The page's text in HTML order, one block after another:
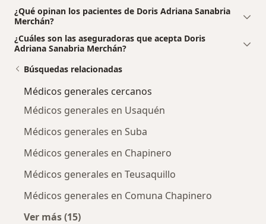
¿Qué opinan los pacientes de Doris Adriana Sanabria
Merchán?
¿Cuáles son las aseguradoras que acepta Doris
Adriana Sanabria Merchán?
Búsquedas relacionadas
Médicos generales cercanos
Médicos generales en Usaquén
Médicos generales en Suba
Médicos generales en Chapinero
Médicos generales en Teusaquillo
Médicos generales en Comuna Chapinero
Ver más (15)